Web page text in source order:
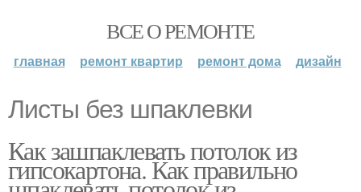
ВСЕ О РЕМОНТЕ
главная ремонт квартир ремонт дома дизайн
Листы без шпаклевки
Как зашпаклевать потолок из
гипсокартона. Как правильно